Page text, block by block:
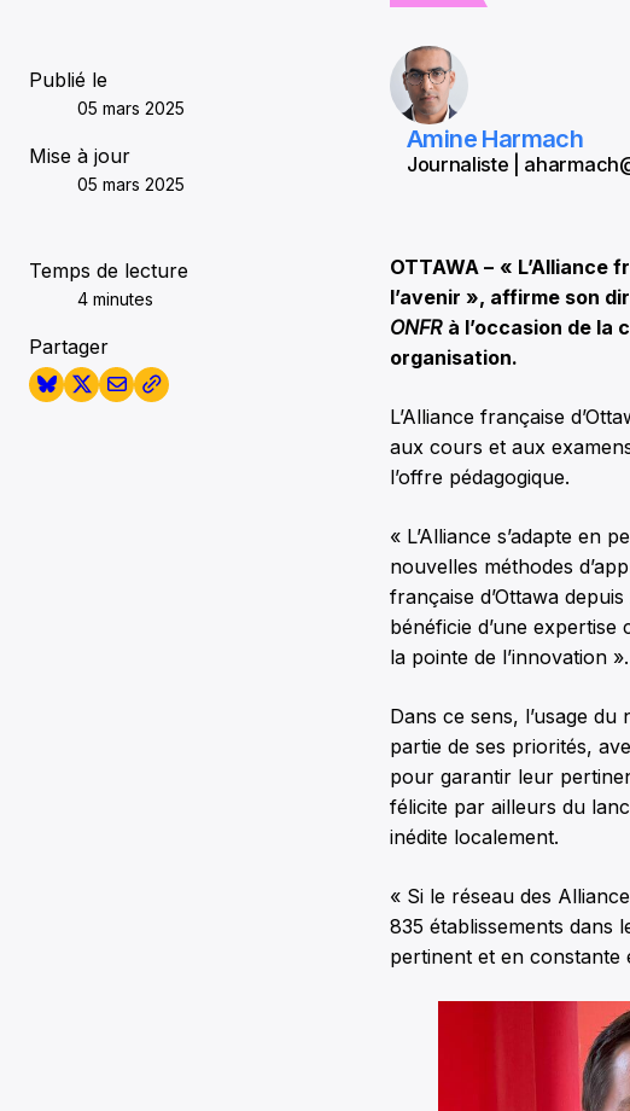
Publié le
05 mars 2025
Mise à jour
05 mars 2025
Temps de lecture
4 minutes
Partager
Amine Harmach
Journaliste |
OTTAWA – « L’Alliance
l’avenir », affirme son
ONFR à l’occasion de la
organisation.
L’Alliance française
aux cours et aux
l’offre pédagogique.
« L’Alliance s’adapte en
nouvelles méthodes
française d’Ottawa
bénéficie d’une
la pointe de l’innovation ».
Dans ce sens, l’usage
partie de ses priorités,
pour garantir leur
félicite par ailleurs du
inédite localement.
« Si le réseau des
835 établissements dans
pertinent et en constante